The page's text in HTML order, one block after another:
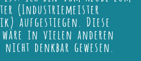
(Industriemeister
aufgestiegen. Diese
in vielen anderen
nicht denkbar gewesen.